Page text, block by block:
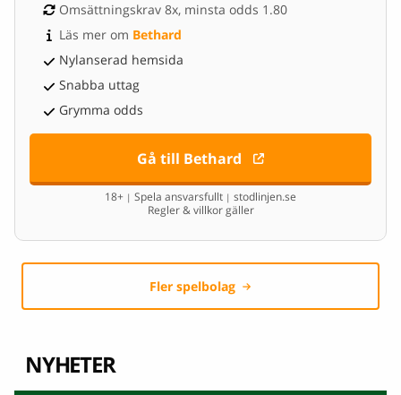
Omsättningskrav 8x, minsta odds 1.80
Läs mer om Bethard
Nylanserad hemsida
Snabba uttag
Grymma odds
Gå till Bethard
18+ | Spela ansvarsfullt | stodlinjen.se
Regler & villkor gäller
Fler spelbolag
NYHETER